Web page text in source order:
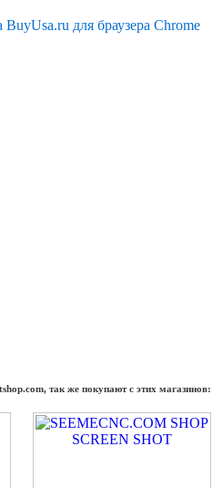
для браузера Chrome
так же покупают с этих магазинов: